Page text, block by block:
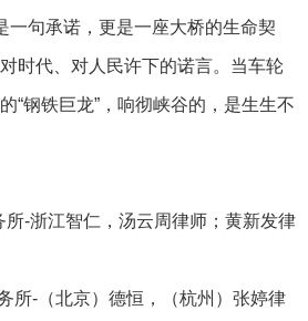
一句承诺，更是一座大桥的生命契
时代、对人民许下的诺言。当车轮
“钢铁巨龙”，响彻峡谷的，是生生不
-浙江智仁，汤云周律师；黄新发律
所-（北京）德恒，（杭州）张婷律